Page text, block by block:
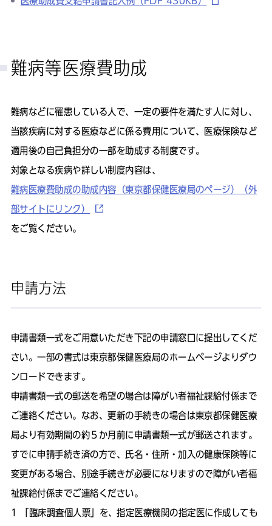
難病等医療費助成
難病などに罹患している人で、一定の要件を満たす人に対し、
当該疾病に対する医療などに係る費用について、医療保険など
適用後の自己負担分の一部を助成する制度です。
対象となる疾病や詳しい制度内容は、
難病医療費助成の助成内容（東京都保健医療局のページ）（外
部サイトにリンク）
をご覧ください。
申請方法
申請書類一式をご用意いただき下記の申請窓口に提出してくだ
さい。一部の書式は東京都保健医療局のホームページよりダウ
ンロードできます。
申請書類一式の郵送を希望の場合は障がい者福祉課給付係まで
ご連絡ください。なお、更新の手続きの場合は東京都保健医療
局より有効期間の約５か月前に申請書類一式が郵送されます。
すでに申請手続き済の方で、氏名・住所・加入の健康保険等に
変更がある場合、別途手続きが必要になりますので障がい者福
祉課給付係までご連絡ください。
「臨床調査個人票」を、指定医療機関の指定医に作成しても